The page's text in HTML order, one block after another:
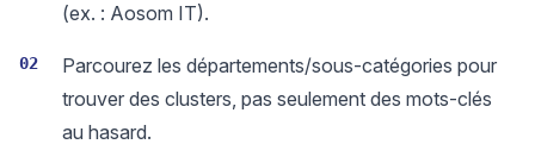
(ex. : Aosom IT).
02
Parcourez les départements/sous-catégories pour
trouver des clusters, pas seulement des mots-clés
au hasard.